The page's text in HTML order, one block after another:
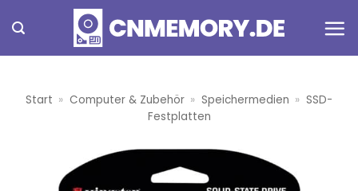
Inhalt
springen
Start » Computer & Zubehör » Speichermedien » SSD-
Festplatten